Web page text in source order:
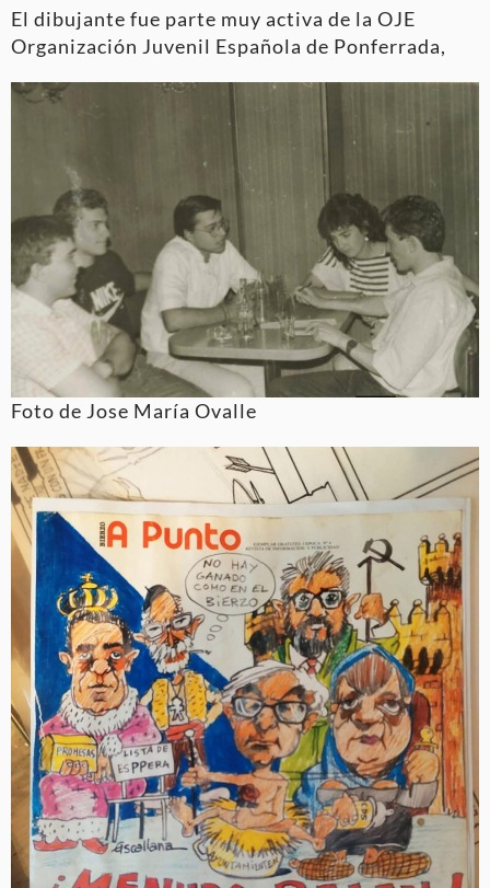
El dibujante fue parte muy activa de la OJE
Organización Juvenil Española de Ponferrada,
Foto de Jose María Ovalle